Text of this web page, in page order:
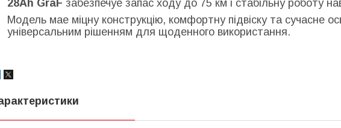
28Ah GraF забезпечуе запас ходу до 75 км і стабільну роботу
Модель мае міцну конструкцію, комфортну підвіску та сучасне
універсальним рішенням для щоденного використання.